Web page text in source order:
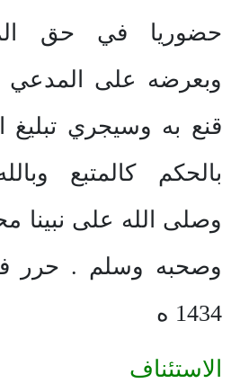
حضوريا في حق
وبعرضه على المدعي
قنع به وسيجري تبليغ
بالحكم كالمتبع
وصلى الله على نبينا
1434 ه
الاستئناف